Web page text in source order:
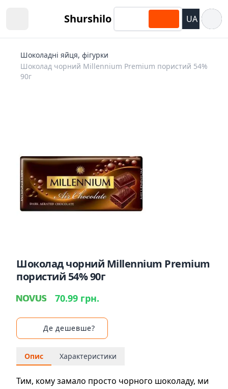
Shurshilo UA
Шоколадні яйця, фігурки
Шоколад чорний Millennium Premium пористий 54%
90г
Шоколад чорний Millennium Premium
пористий 54% 90г
70.99 грн.
Де дешевше?
Опис Характеристики
Тим, кому замало просто чорного шоколаду, ми